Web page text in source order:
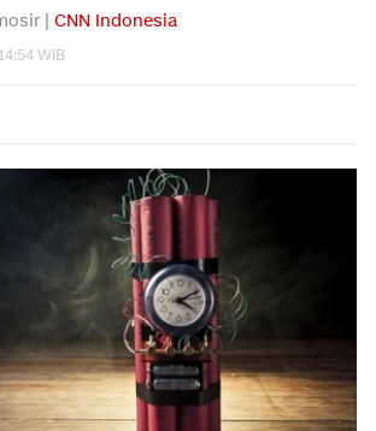
| CNN Indonesia
WIB